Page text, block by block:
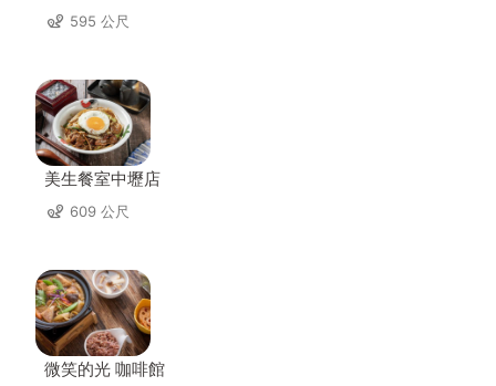
595 公尺
美生餐室中壢店
609 公尺
微笑的光 咖啡館